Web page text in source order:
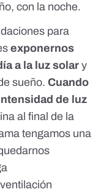
con la noche.
para
exponernos
a la luz solar y
sueño. Cuando
de luz
al final de la
tengamos una